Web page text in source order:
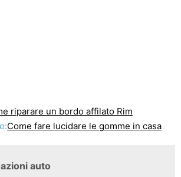
riparare un bordo affilato Rim
Come fare lucidare le gomme in casa
auto